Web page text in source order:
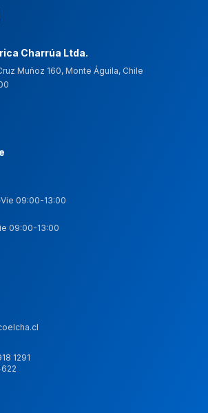
Charrúa Ltda.
Muñoz 160, Monte Águila, Chile
09:00-13:00
09:00-13:00
1291